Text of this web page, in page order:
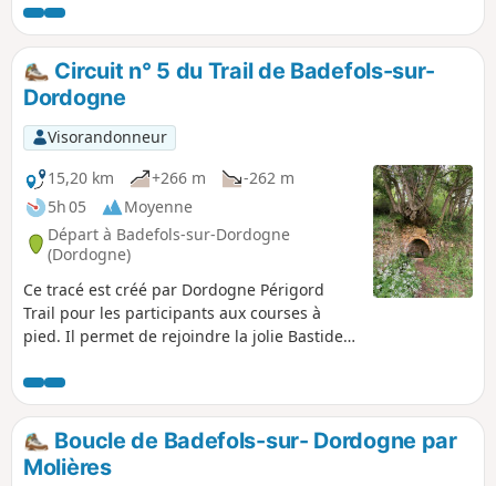
rejoindre la plaine agricole qui borde cette
rivière. Le cachet de la commune ainsi que
son église qui domine la vallée méritent le
détour.Circuit n° 5 du Trail de Badefols-sur-
Dordogne
Visorandonneur
15,20 km
+266 m
-262 m
5h 05
Moyenne
Départ à Badefols-sur-Dordogne
(Dordogne)
Ce tracé est créé par Dordogne Périgord
Trail pour les participants aux courses à
pied. Il permet de rejoindre la jolie Bastide
Badefols-sur-Dordogne par un autre versant
qui surplombe la commune.
Boucle de Badefols-sur- Dordogne par
Molières